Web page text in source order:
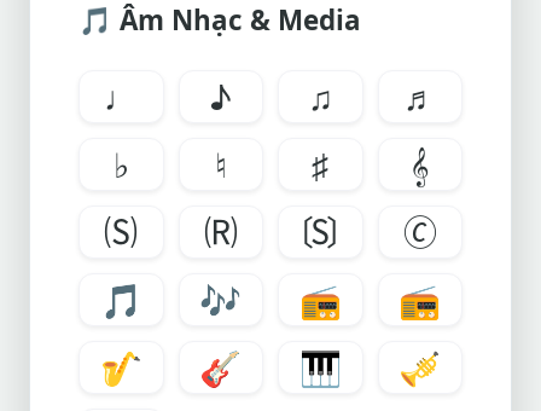
🎵 Âm Nhạc & Media
♩ ♪ ♫
♬
♭
♮ ♯
𝄞
🄢
🄡 🄪
🄫
🎵
🎶 📻
📻
🎷
🎸 🎹
🎺